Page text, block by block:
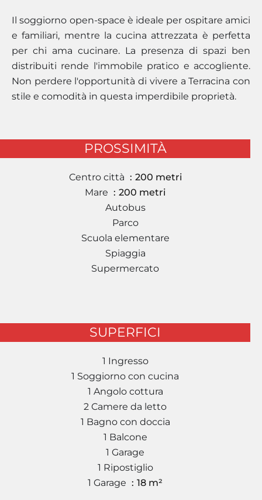
Il soggiorno open-space è ideale per ospitare amici
e familiari, mentre la cucina attrezzata è perfetta
per chi ama cucinare. La presenza di spazi ben
distribuiti rende l'immobile pratico e accogliente.
Non perdere l'opportunità di vivere a Terracina con
stile e comodità in questa imperdibile proprietà.
PROSSIMITÀ
Centro città
200 metri
Mare
200 metri
Autobus
Parco
Scuola elementare
Spiaggia
Supermercato
SUPERFICI
1 Ingresso
1 Soggiorno con cucina
1 Angolo cottura
2 Camere da letto
1 Bagno con doccia
1 Balcone
1 Garage
1 Ripostiglio
1 Garage
18 m²